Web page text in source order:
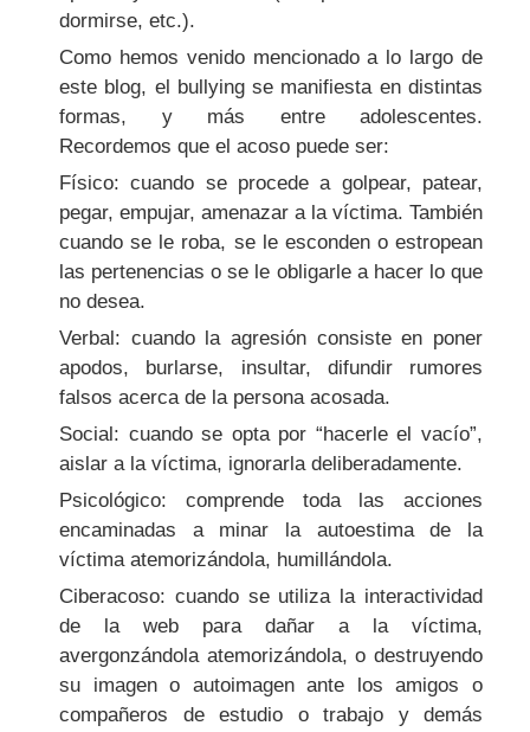
dormirse, etc.).
Como hemos venido mencionado a lo largo de
este blog, el bullying se manifiesta en distintas
formas, y más entre adolescentes.
Recordemos que el acoso puede ser:
Físico: cuando se procede a golpear, patear,
pegar, empujar, amenazar a la víctima. También
cuando se le roba, se le esconden o estropean
las pertenencias o se le obligarle a hacer lo que
no desea.
Verbal: cuando la agresión consiste en poner
apodos, burlarse, insultar, difundir rumores
falsos acerca de la persona acosada.
Social: cuando se opta por “hacerle el vacío”,
aislar a la víctima, ignorarla deliberadamente.
Psicológico: comprende toda las acciones
encaminadas a minar la autoestima de la
víctima atemorizándola, humillándola.
Ciberacoso: cuando se utiliza la interactividad
de la web para dañar a la víctima,
avergonzándola atemorizándola, o destruyendo
su imagen o autoimagen ante los amigos o
compañeros de estudio o trabajo y demás